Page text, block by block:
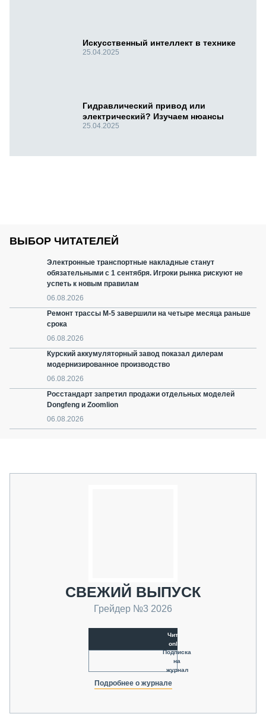
Искусственный интеллект в технике
25.04.2025
Гидравлический привод или
электрический? Изучаем нюансы
25.04.2025
ВЫБОР ЧИТАТЕЛЕЙ
Электронные транспортные накладные станут
обязательными с 1 сентября. Игроки рынка рискуют не
успеть к новым правилам
06.08.2026
Ремонт трассы М-5 завершили на четыре месяца раньше
срока
06.08.2026
Курский аккумуляторный завод показал дилерам
модернизированное производство
06.08.2026
Росстандарт запретил продажи отдельных моделей
Dongfeng и Zoomlion
06.08.2026
СВЕЖИЙ ВЫПУСК
Грейдер №3 2026
Читать
online
Подписка
на
журнал
Подробнее о журнале